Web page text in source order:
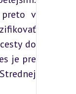
preto v
do
je pre